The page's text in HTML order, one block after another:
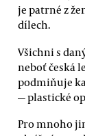
je patrné z
dílech.
Všichni s
neboť česká
podmiňuje
— plastické
Pro mnoho